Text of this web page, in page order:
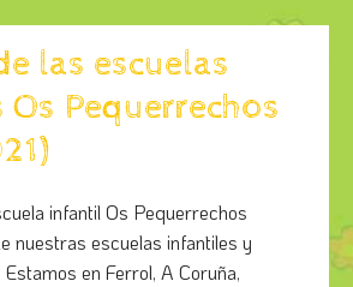
las escuelas
Pequerrechos
infantil Os Pequerrechos
nuestras escuelas infantiles y
en Ferrol, A Coruña,